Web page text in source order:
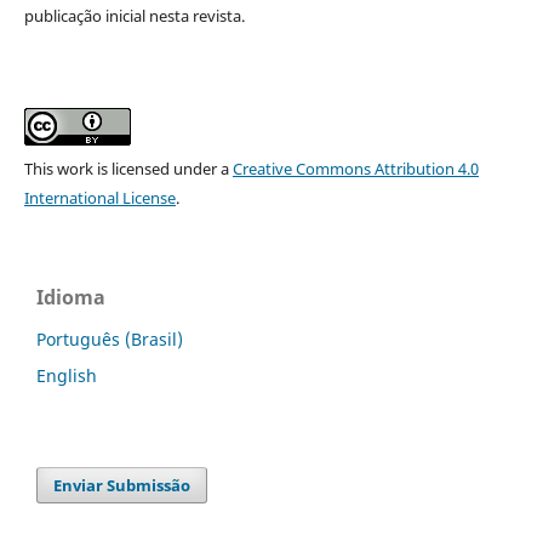
publicação inicial nesta revista.
This work is licensed under aCreative Commons Attribution 4.0
International License.
Idioma
Português (Brasil)
English
Enviar Submissão